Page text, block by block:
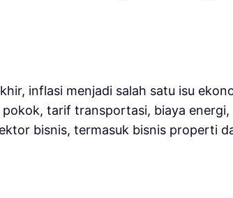
inflasi menjadi salah satu isu
tarif transportasi, biaya
bisnis, termasuk bisnis properti